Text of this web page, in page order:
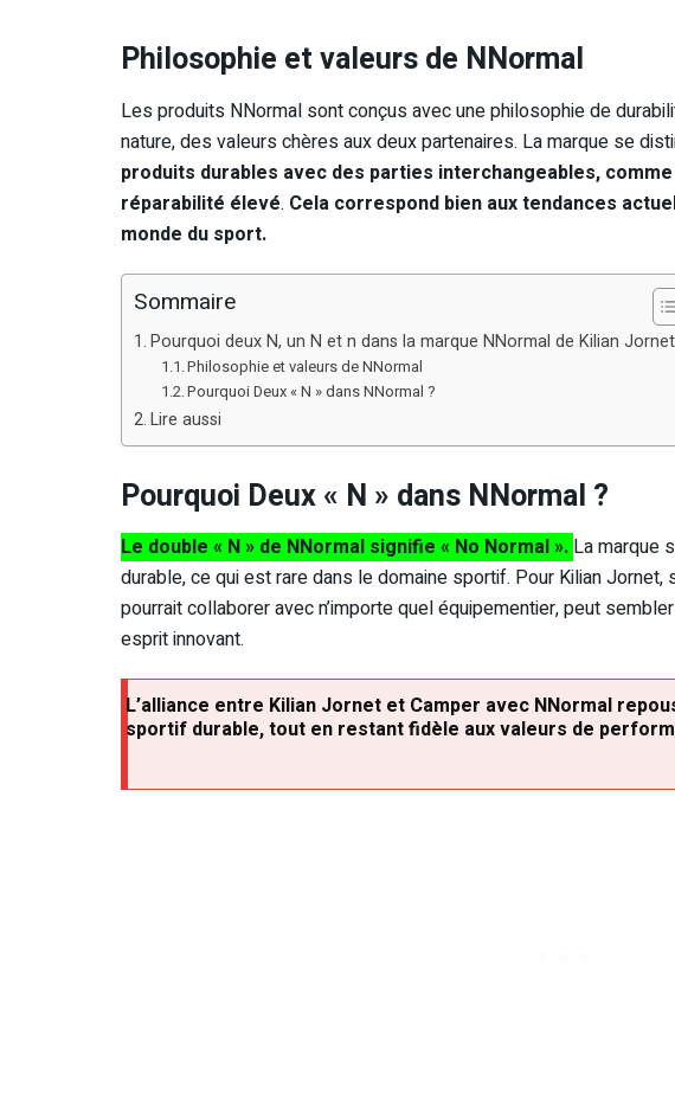
Philosophie et valeurs de NNormal
Les produits NNormal sont conçus avec une philosophie de
nature, des valeurs chères aux deux partenaires. La marque se
produits durables avec des parties interchangeables,
réparabilité élevé. Cela correspond bien aux tendances
monde du sport.
Sommaire
Pourquoi deux N, un N et n dans la marque NNormal de Kilian
Philosophie et valeurs de NNormal
Pourquoi Deux « N » dans NNormal ?
Lire aussi
Pourquoi Deux « N » dans NNormal ?
Le double « N » de NNormal signifie « No Normal ». La marque
durable, ce qui est rare dans le domaine sportif. Pour Kilian Jornet,
pourrait collaborer avec n’importe quel équipementier, peut
esprit innovant.
L’alliance entre Kilian Jornet et Camper avec NNormal
sportif durable, tout en restant fidèle aux valeurs de